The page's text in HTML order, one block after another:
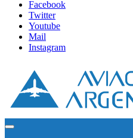
Facebook
Twitter
Youtube
Mail
Instagram